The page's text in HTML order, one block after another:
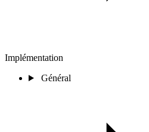
Implémentation
Général